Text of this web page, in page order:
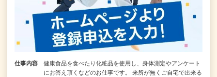
仕事内容
健康食品を食べたり化粧品を使用し、身体測定やアンケート
にお答え頂くなどのお仕事です。 来所が無くご自宅で出来る